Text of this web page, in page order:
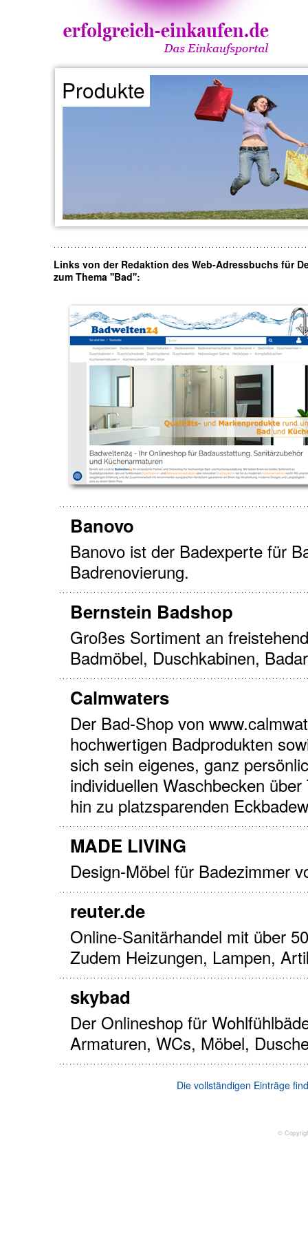
Produkte
Links von der Redaktion des Web-Adressbuchs für
zum Thema ''Bad'':
Banovo
Banovo ist der Badexperte für
Badrenovierung.
Bernstein Badshop
Großes Sortiment an
Badmöbel, Duschkabinen,
Calmwaters
Der Bad-Shop von
hochwertigen Badprodukten
sich sein eigenes, ganz
individuellen Waschbecken
hin zu platzsparenden
MADE LIVING
Design-Möbel für Badezimmer
reuter.de
Online-Sanitärhandel mit über
Zudem Heizungen, Lampen,
skybad
Der Onlineshop für
Armaturen, WCs, Möbel,
Die vollständigen Einträge
©